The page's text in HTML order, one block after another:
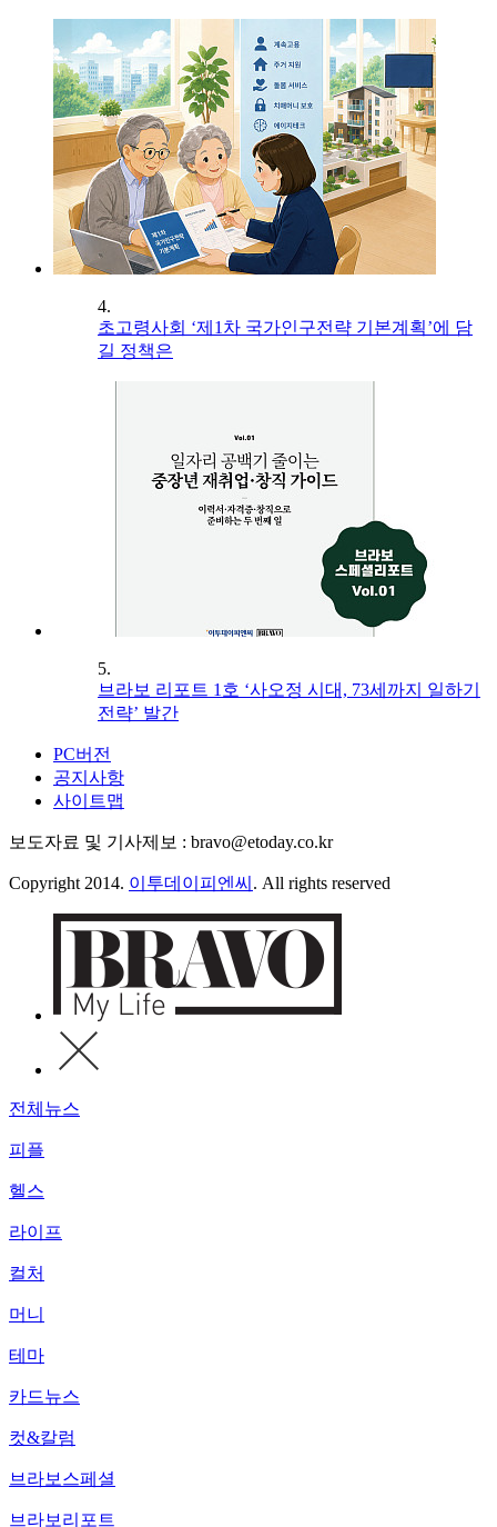
4.
초고령사회 ‘제1차 국가인구전략 기본계획’에 담
길 정책은
5.
브라보 리포트 1호 ‘사오정 시대, 73세까지 일하기
전략’ 발간
PC버전
공지사항
사이트맵
보도자료 및 기사제보 : bravo@etoday.co.kr
Copyright 2014. 이투데이피엔씨 . All rights reserved
전체뉴스
피플
헬스
라이프
컬처
머니
테마
카드뉴스
컷&칼럼
브라보스페셜
브라보리포트